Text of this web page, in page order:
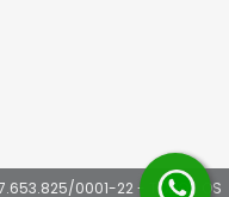
0001-22 - TODOS OS